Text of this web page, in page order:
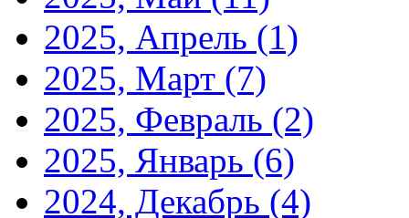
2025, Апрель (1)
2025, Март (7)
2025, Февраль (2)
2025, Январь (6)
2024, Декабрь (4)